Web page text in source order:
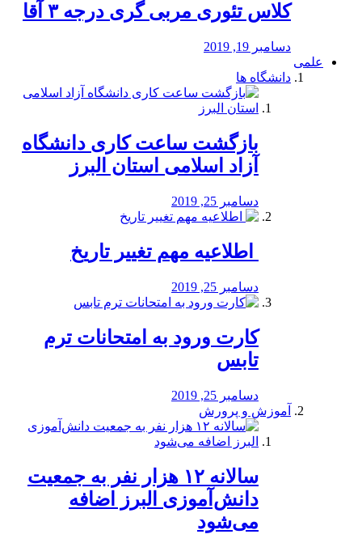
کلاس تئوری مربی گری درجه ۳ آقا
دسامبر 19, 2019
علمی
دانشگاه ها
بازگشت ساعت کاری دانشگاه
آزاد اسلامی استان البرز
دسامبر 25, 2019
️ اطلاعیه مهم تغییر تاریخ
دسامبر 25, 2019
کارت ورود به امتحانات ترم
تابس
دسامبر 25, 2019
آموزش و پرورش
️سالانه ۱۲ هزار نفر به جمعیت
دانش‌آموزی البرز اضافه
می‌شود